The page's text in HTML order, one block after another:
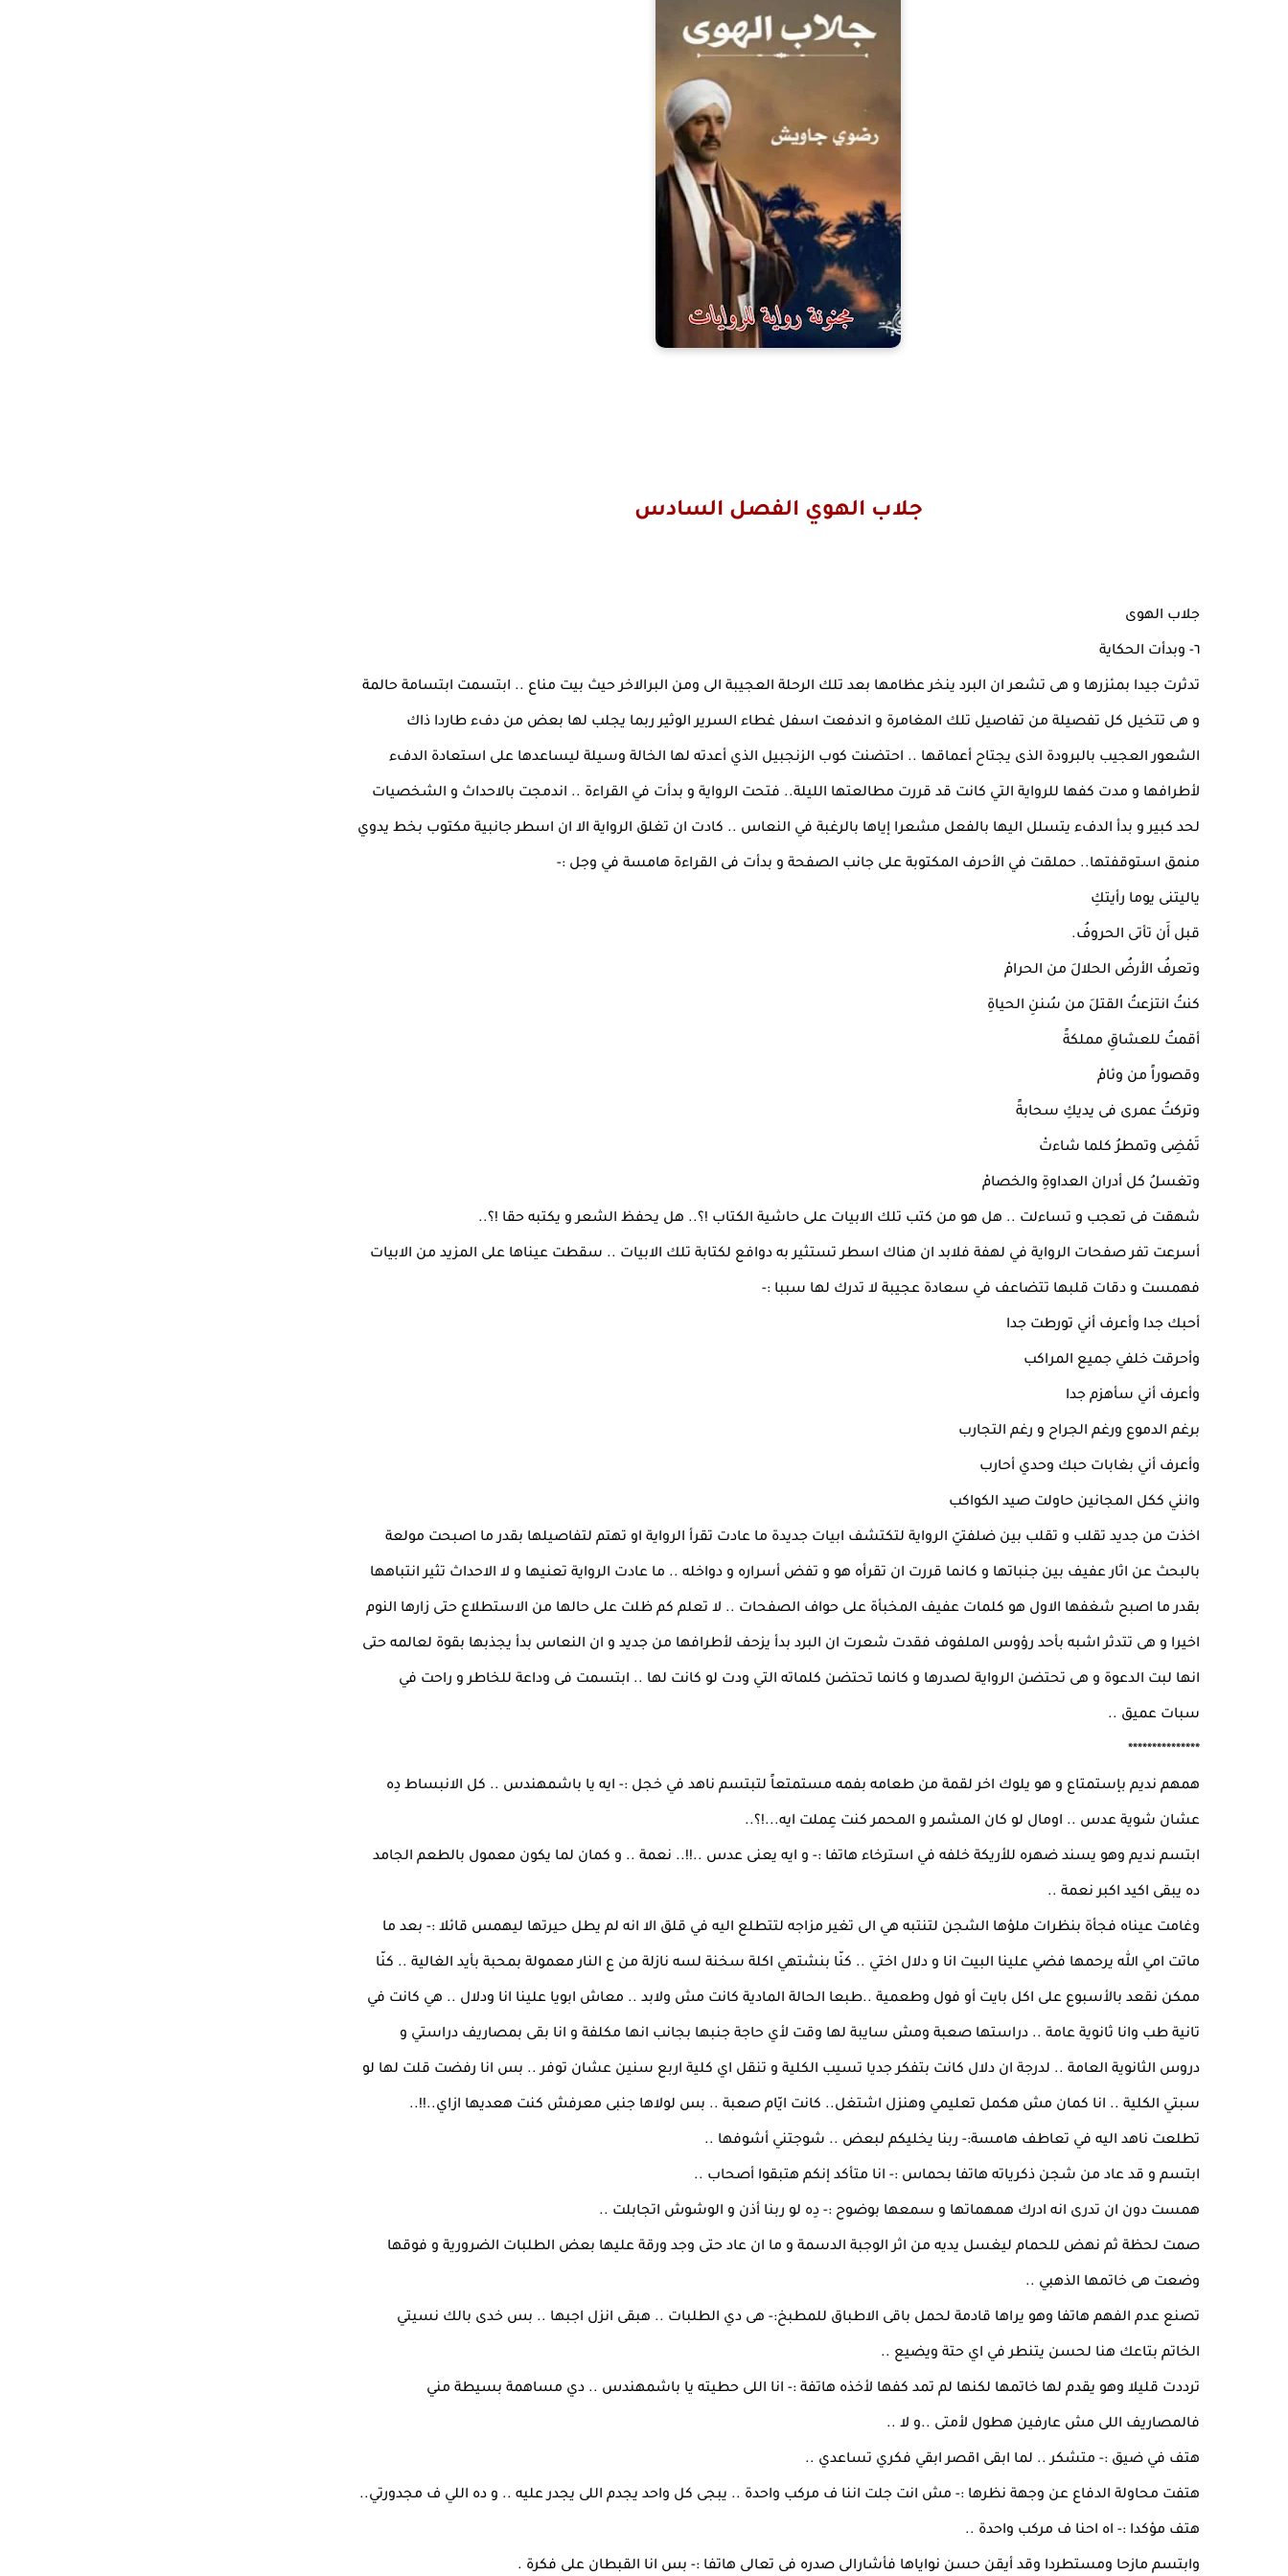
جلاب الهوي الفصل السادس
جلاب الهوى
٦- وبدأت الحكاية
تدثرت جيدا بمئزرها و هى تشعر ان البرد ينخر عظامها بعد تلك الرحلة العجيبة الى ومن البرالاخر حيث بيت مناع .. ابتسمت ابتسامة حالمة
و هى تتخيل كل تفصيلة من تفاصيل تلك المغامرة و اندفعت اسفل غطاء السرير الوثير ربما يجلب لها بعض من دفء طاردا ذاك
الشعور العجيب بالبرودة الذى يجتاح أعماقها .. احتضنت كوب الزنجبيل الذي أعدته لها الخالة وسيلة ليساعدها على استعادة الدفء
لأطرافها و مدت كفها للرواية التي كانت قد قررت مطالعتها الليلة.. فتحت الرواية و بدأت في القراءة .. اندمجت بالاحداث و الشخصيات
لحد كبير و بدأ الدفء يتسلل اليها بالفعل مشعرا إياها بالرغبة في النعاس .. كادت ان تغلق الرواية الا ان اسطر جانبية مكتوب بخط يدوي
منمق استوقفتها.. حملقت في الأحرف المكتوبة على جانب الصفحة و بدأت فى القراءة هامسة في وجل :-
ياليتنى يوما رأيتكِ
قبل أَن تأتى الحروفُ.
وتعرفُ الأرضُ الحلالَ من الحرامْ
كنتُ انتزعتُ القتلَ من سُننِ الحياةِ
أقمتُ للعشاقِ مملكةً
وقصوراً من وئامْ
وتركتُ عمرى فى يديكِ سحابةً
تَمْضِى وتمطرُ كلما شاءتْ
وتغسلُ كل أدران العداوةِ والخصامْ
شهقت فى تعجب و تساءلت .. هل هو من كتب تلك الابيات على حاشية الكتاب !؟.. هل يحفظ الشعر و يكتبه حقا !؟..
أسرعت تفر صفحات الرواية في لهفة فلابد ان هناك اسطر تستثير به دوافع لكتابة تلك الابيات .. سقطت عيناها على المزيد من الابيات
فهمست و دقات قلبها تتضاعف في سعادة عجيبة لا تدرك لها سببا :-
أحبك جدا وأعرف أني تورطت جدا
وأحرقت خلفي جميع المراكب
وأعرف أني سأهزم جدا
برغم الدموع ورغم الجراح و رغم التجارب
وأعرف أني بغابات حبك وحدي أحارب
وانني ككل المجانين حاولت صيد الكواكب
اخذت من جديد تقلب و تقلب بين ضلفتيّ الرواية لتكتشف ابيات جديدة ما عادت تقرأ الرواية او تهتم لتفاصيلها بقدر ما اصبحت مولعة
بالبحث عن اثار عفيف بين جنباتها و كانما قررت ان تقرأه هو و تفض أسراره و دواخله .. ما عادت الرواية تعنيها و لا الاحداث تثير انتباهها
بقدر ما اصبح شغفها الاول هو كلمات عفيف المخبأة على حواف الصفحات .. لا تعلم كم ظلت على حالها من الاستطلاع حتى زارها النوم
اخيرا و هى تتدثر اشبه بأحد رؤوس الملفوف فقدت شعرت ان البرد بدأ يزحف لأطرافها من جديد و ان النعاس بدأ يجذبها بقوة لعالمه حتى
انها لبت الدعوة و هى تحتضن الرواية لصدرها و كانما تحتضن كلماته التي ودت لو كانت لها .. ابتسمت فى وداعة للخاطر و راحت في
سبات عميق ..
***************
همهم نديم بإستمتاع و هو يلوك اخر لقمة من طعامه بفمه مستمتعاً لتبتسم ناهد في خجل :- ايه يا باشمهندس .. كل الانبساط دِه
عشان شوية عدس .. اومال لو كان المشمر و المحمر كنت عِملت ايه...!؟..
ابتسم نديم وهو يسند ضهره للأريكة خلفه في استرخاء هاتفا :- و ايه يعنى عدس ..!!.. نعمة .. و كمان لما يكون معمول بالطعم الجامد
ده يبقى اكيد اكبر نعمة ..
وغامت عيناه فجأة بنظرات ملؤها الشجن لتنتبه هي الى تغير مزاجه لتتطلع اليه في قلق الا انه لم يطل حيرتها ليهمس قائلا :- بعد ما
ماتت امي الله يرحمها فضي علينا البيت انا و دلال اختي .. كنّا بنشتهي اكلة سخنة لسه نازلة من ع النار معمولة بمحبة بأيد الغالية .. كنّا
ممكن نقعد بالأسبوع على اكل بايت أو فول وطعمية ..طبعا الحالة المادية كانت مش ولابد .. معاش ابويا علينا انا ودلال .. هي كانت في
تانية طب وانا ثانوية عامة .. دراستها صعبة ومش سايبة لها وقت لأي حاجة جنبها بجانب انها مكلفة و انا بقى بمصاريف دراستي و
دروس الثانوية العامة .. لدرجة ان دلال كانت بتفكر جديا تسيب الكلية و تنقل اي كلية اربع سنين عشان توفر .. بس انا رفضت قلت لها لو
سبتي الكلية .. انا كمان مش هكمل تعليمي وهنزل اشتغل.. كانت ايّام صعبة .. بس لولاها جنبى معرفش كنت هعديها ازاي..!!..
تطلعت ناهد اليه في تعاطف هامسة:- ربنا يخليكم لبعض .. شوجتني أشوفها ..
ابتسم و قد عاد من شجن ذكرياته هاتفا بحماس :- انا متأكد إنكم هتبقوا أصحاب ..
همست دون ان تدرى انه ادرك همهماتها و سمعها بوضوح :- دِه لو ربنا أذن و الوشوش اتجابلت ..
صمت لحظة ثم نهض للحمام ليغسل يديه من اثر الوجبة الدسمة و ما ان عاد حتى وجد ورقة عليها بعض الطلبات الضرورية و فوقها
وضعت هى خاتمها الذهبي ..
تصنع عدم الفهم هاتفا وهو يراها قادمة لحمل باقى الاطباق للمطبخ:- هى دي الطلبات .. هبقى انزل اجبها .. بس خدى بالك نسيتي
الخاتم بتاعك هنا لحسن يتنطر في اي حتة ويضيع ..
ترددت قليلا وهو يقدم لها خاتمها لكنها لم تمد كفها لأخذه هاتفة :- انا اللى حطيته يا باشمهندس .. دي مساهمة بسيطة مني
فالمصاريف اللى مش عارفين هطول لأمتى ..و لا ..
هتف في ضيق :- متشكر .. لما ابقى اقصر ابقي فكري تساعدي ..
هتفت محاولة الدفاع عن وجهة نظرها :- مش انت جلت اننا ف مركب واحدة .. يبجى كل واحد يجدم اللى يجدر عليه .. و ده اللي ف مجدورتي..
هتف مؤكدا :- اه احنا ف مركب واحدة ..
وابتسم مازحا ومستطردا وقد أيقن حسن نواياها فأشارالى صدره فى تعالى هاتفا :- بس انا القبطان على فكرة .